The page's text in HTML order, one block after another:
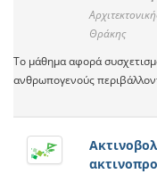
Θράκης
Το μάθημα αφορά
ανθρωπογενούς